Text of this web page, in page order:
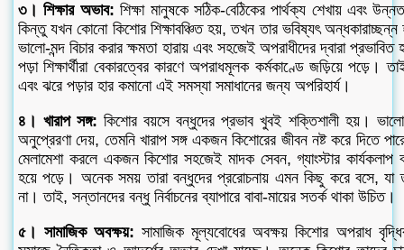
৩। শিক্ষার অভাব:শিক্ষা মানুষকে সঠিক-বেঠিকের পার্থক্য শেখায় এবং
কিন্তু যখন কোনো কিশোর শিক্ষাবঞ্চিত হয়, তখন তার ভবিষ্যৎ অন্ধকারাচ্ছন্ন
ভালো-মন্দ বিচার করার ক্ষমতা হারায় এবং সহজেই অপরাধীদের দ্বারা
পড়া শিক্ষার্থীরা বেকারত্বের কারণে অপরাধমূলক কর্মকাণ্ডে জড়িয়ে পড়ে।
এবং ঝরে পড়ার হার কমানো এই সমস্যা সমাধানের জন্য অপরিহার্য।
৪। খারাপ সঙ্গ:কিশোর বয়সে বন্ধুদের প্রভাব খুবই শক্তিশালী হয়।
অনুপ্রেরণা দেয়, তেমনি খারাপ সঙ্গ একজন কিশোরের জীবন নষ্ট করে দিতে
মেলামেশা করলে একজন কিশোর সহজেই মাদক সেবন, গ্যাংস্টার
হয়ে পড়ে। অনেক সময় তারা বন্ধুদের প্ররোচনায় এমন কিছু করে বসে, যা
না। তাই, সন্তানদের বন্ধু নির্বাচনের ব্যাপারে বাবা-মায়ের সতর্ক থাকা উচিত।
৫। সামাজিক অবক্ষয়:সামাজিক মূল্যবোধের অবক্ষয় কিশোর অপরাধ